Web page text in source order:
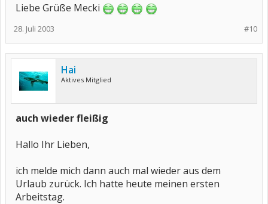
Liebe Grüße Mecki
#10
28. Juli 2003
Hai
Aktives Mitglied
auch wieder fleißig
Hallo Ihr Lieben,
ich melde mich dann auch mal wieder aus dem
Urlaub zurück. Ich hatte heute meinen ersten
Arbeitstag.